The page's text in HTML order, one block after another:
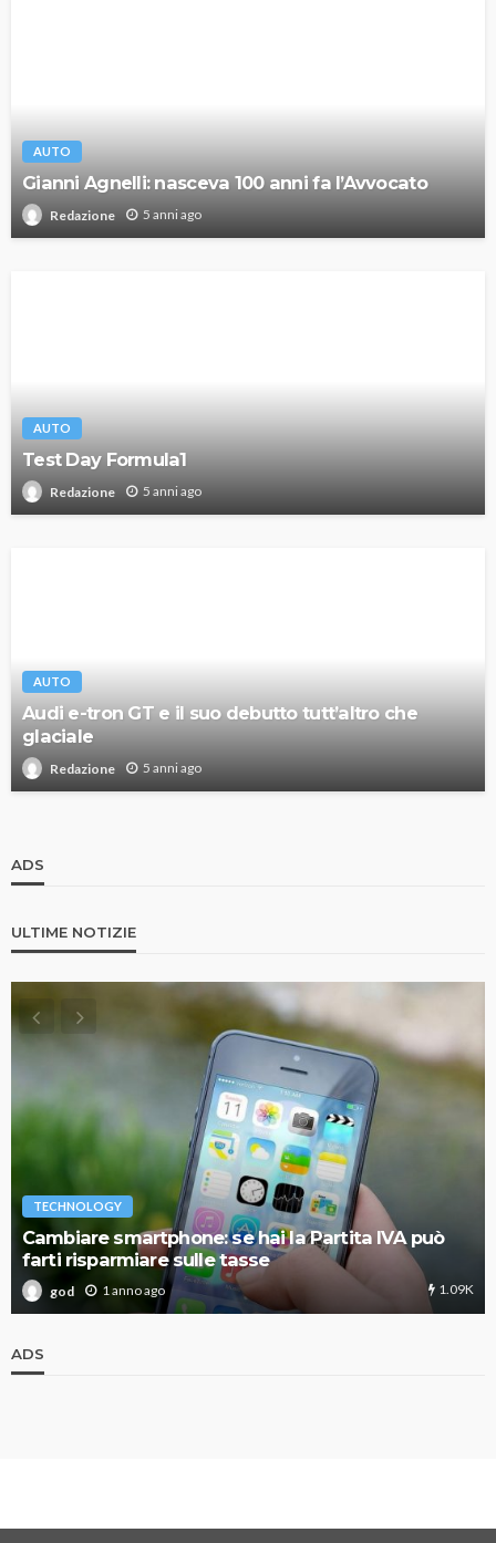
AUTO
Gianni Agnelli: nasceva 100 anni fa l’Avvocato
Redazione 5 anni ago
AUTO
Test Day Formula1
Redazione 5 anni ago
AUTO
Audi e-tron GT e il suo debutto tutt’altro che
glaciale
Redazione 5 anni ago
ADS
ULTIME NOTIZIE
TECHNOLOGY
Cambiare smartphone: se hai la Partita IVA può
farti risparmiare sulle tasse
god 1 anno ago 1.09K
ADS